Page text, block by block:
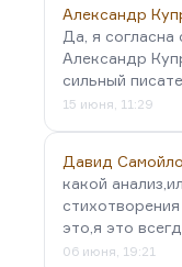
Александр
Да, я
Александр
сильный
15 июня, 11:29
Давид
какой
это,я это
06 июня, 19:21